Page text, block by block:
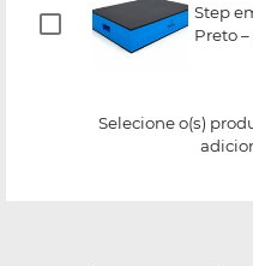
Step
Preto
Selecione o(s)